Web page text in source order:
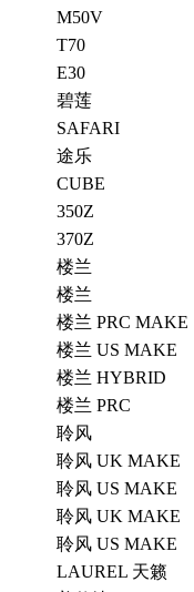
M50V
T70
E30
碧莲
SAFARI
途乐
CUBE
350Z
370Z
楼兰
楼兰
楼兰 PRC MAKE
楼兰 US MAKE
楼兰 HYBRID
楼兰 PRC
聆风
聆风 UK MAKE
聆风 US MAKE
聆风 UK MAKE
聆风 US MAKE
LAUREL 天籁